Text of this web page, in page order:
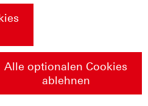
Alle optionalen Cookies
ablehnen